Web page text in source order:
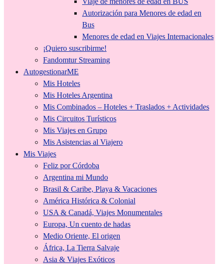
Autorización para Menores de edad en
Bus
Menores de edad en Viajes Internacionales
¡Quiero suscribirme!
Fandomtur Streaming
AutogestionarME
Mis Hoteles
Mis Hoteles Argentina
Mis Combinados – Hoteles + Traslados + Actividades
Mis Circuitos Turísticos
Mis Viajes en Grupo
Mis Asistencias al Viajero
Mis Viajes
Feliz por Córdoba
Argentina mi Mundo
Brasil & Caribe, Playa & Vacaciones
América Histórica & Colonial
USA & Canadá, Viajes Monumentales
Europa, Un cuento de hadas
Medio Oriente, El origen
África, La Tierra Salvaje
Asia & Viajes Exóticos